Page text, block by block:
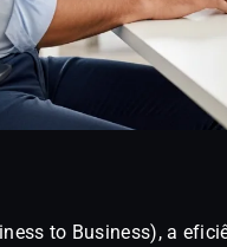
to Business), a